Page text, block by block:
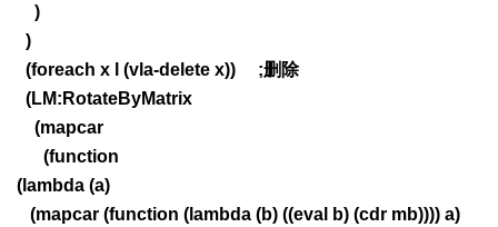
)
)
(foreach x l (vla-delete x)) ;删除
(LM:RotateByMatrix
(mapcar
(function
(lambda (a)
(mapcar (function (lambda (b) ((eval b) (cdr mb)))) a)